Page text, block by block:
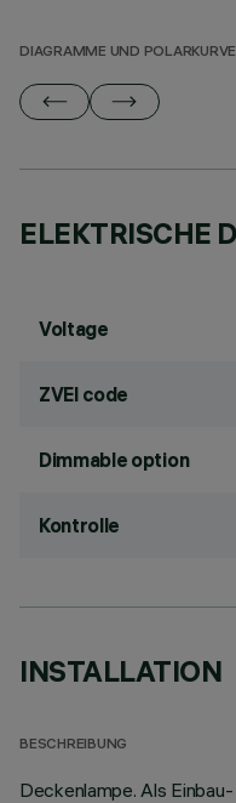
DIAGRAMME UND
ELEKTRISCHE
Voltage
ZVEI code
Dimmable option
Kontrolle
INSTALLATION
BESCHREIBUNG
Deckenlampe. Als